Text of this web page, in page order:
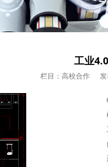
工业
栏目：高校合作